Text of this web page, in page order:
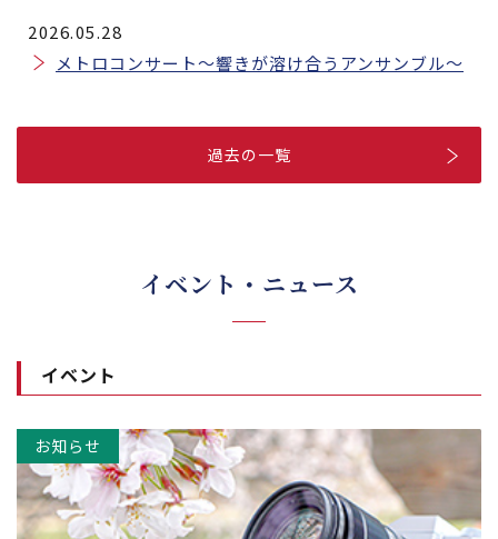
2026.05.28
メトロコンサート～響きが溶け合うアンサンブル～
過去の一覧
イベント・ニュース
イベント
お知らせ